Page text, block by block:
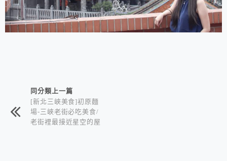
相連文章同分類上一篇
[新北三峽美食]初原麵
場-三峽老街必吃美食/
老街裡最接近星空的屋